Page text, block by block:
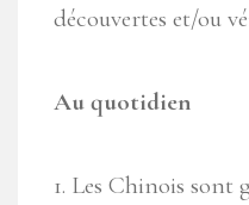
découvertes et/ou
Au quotidien
1. Les Chinois sont